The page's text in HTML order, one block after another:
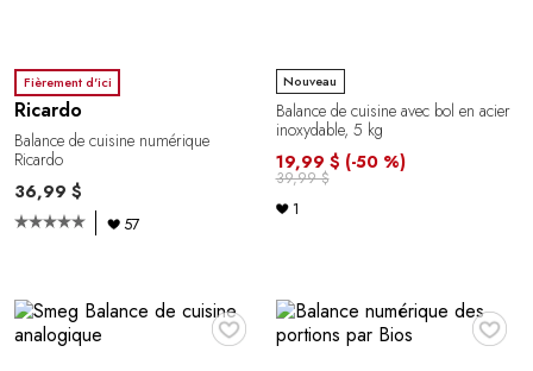
Fièrement d'ici
Ricardo
Balance de cuisine numérique
Ricardo
36,99 $
57
Nouveau
Balance de cuisine avec bol en acier
inoxydable, 5 kg
19,99 $ (-50 %)
39,99 $
1
♥ ♥